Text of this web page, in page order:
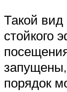
Такой
стойкого
порядок